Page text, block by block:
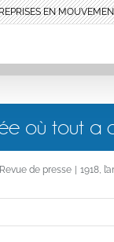
EN
où tout a
Revue de presse 1918,